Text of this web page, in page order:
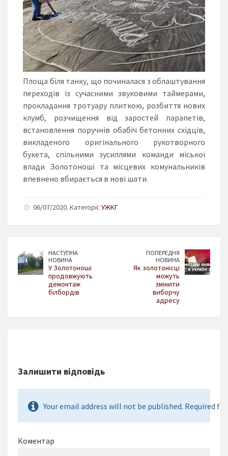
Площа біля танку, що починалася з облаштування
переходів із сучасними звуковими таймерами,
прокладання тротуару плиткою, розбиття нових
клумб, розчищення від заростей парапетів,
встановлення поручнів обабіч бетонних східців,
викладеного оригінального рукотворного
букета, спільними зусиллями команди міської
влади Золотоноші та місцевих комунальників
впевнено вбирається в нові шати.
06/07/2020. Категорії: УЖКГ
НАСТУПНА
НОВИНА
У Золотоноші
продовжують
демонтаж
білбордів
ПОПЕРЕДНЯ
НОВИНА
Як золотонісці
можуть
змінити
виборчу
адресу
Залишити відповідь
Your email address will not be published. Required
Коментар